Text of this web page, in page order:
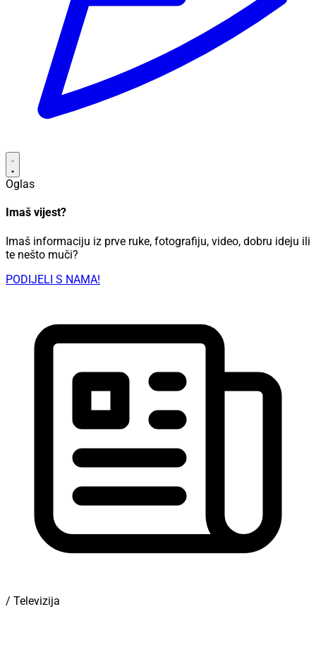
Oglas
Imaš vijest?
Imaš informaciju iz prve ruke, fotografiju, video, dobru ideju ili
te nešto muči?
PODIJELI S NAMA!
/ Televizija